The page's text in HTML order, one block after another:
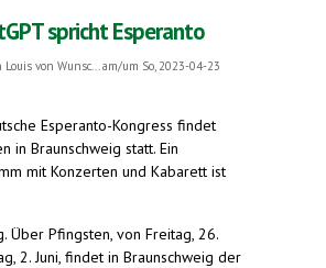
spricht Esperanto
Louis von Wunsc...
am/um So, 2023-04-23
Esperanto-Kongress findet
in Braunschweig statt. Ein
mit Konzerten und Kabarett ist
Über Pfingsten, von Freitag, 26.
2. Juni, findet in Braunschweig der